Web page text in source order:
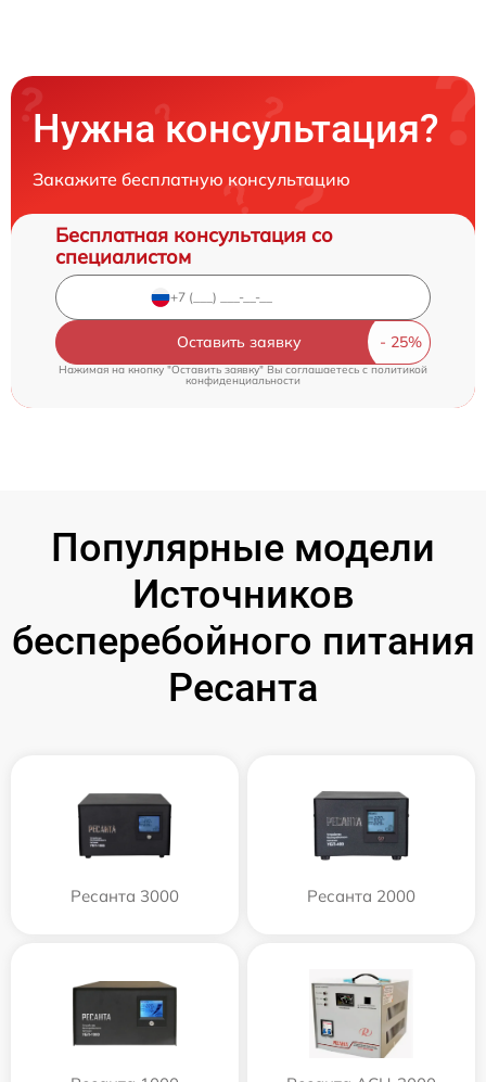
Нужна консультация?
Закажите бесплатную консультацию
Бесплатная консультация со
специалистом
Оставить заявку
Нажимая на кнопку "Оставить заявку" Вы соглашаетесь cполитикой
конфиденциальности
Популярные модели
Источников
бесперебойного питания
Ресанта
Ресанта 3000 Ресанта 2000